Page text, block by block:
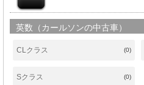
英数（カールソンの中古車）
CLクラス (0)
Sクラス (0)